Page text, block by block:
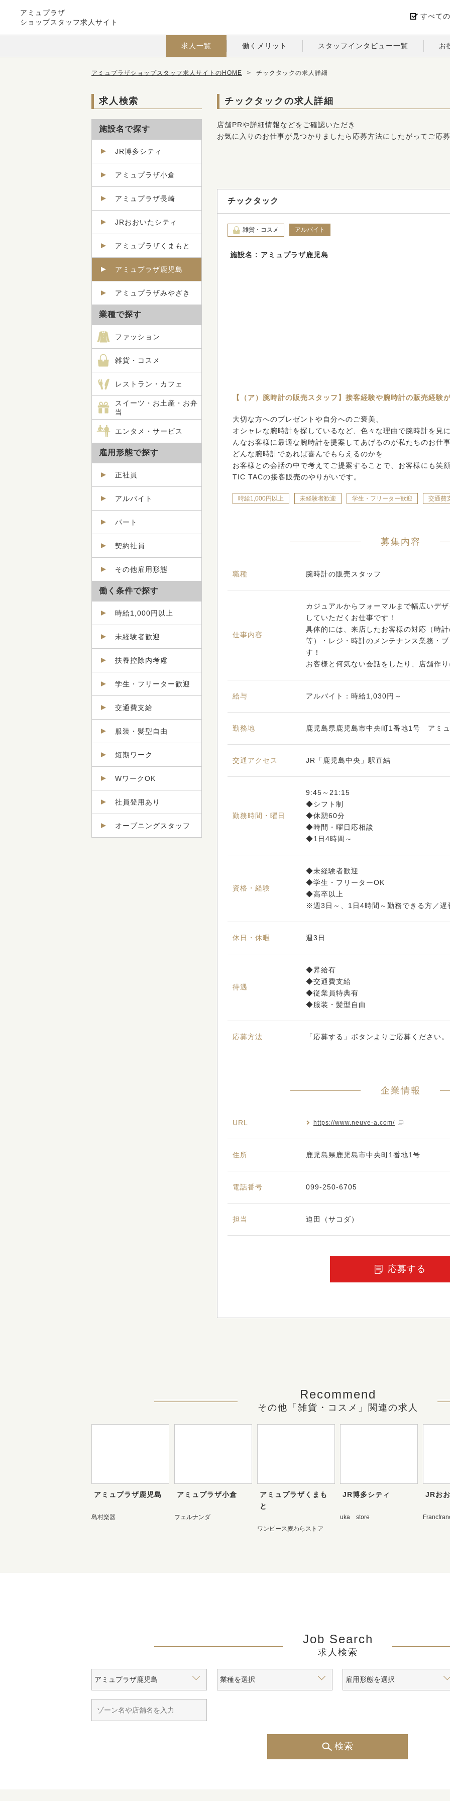
アミュプラザ
ショップスタッフ求人サイト
すべて
求人一覧 働くメリット スタッフインタビュー一覧 お
アミュプラザショップスタッフ求人サイトのHOME > チックタックの求人詳細
求人検索
施設名で探す
JR博多シティ
アミュプラザ小倉
アミュプラザ長崎
JRおおいたシティ
アミュプラザくまもと
アミュプラザ鹿児島
アミュプラザみやざき
業種で探す
ファッション
雑貨・コスメ
レストラン・カフェ
スイーツ・お土産・お弁
当
エンタメ・サービス
雇用形態で探す
正社員
アルバイト
パート
契約社員
その他雇用形態
働く条件で探す
時給1,000円以上
未経験者歓迎
扶養控除内考慮
学生・フリーター歓迎
交通費支給
服装・髪型自由
短期ワーク
WワークOK
社員登用あり
オープニングスタッフ
チックタックの求人詳細
店舗PRや詳細情報などをご確認いただき
お気に入りのお仕事が見つかりましたら応募方法にしたがってご応募
チックタック
雑貨・コスメ アルバイト
施設名 : アミュプラザ鹿児島
【（ア）腕時計の販売スタッフ】接客経験や腕時計の販売経験
大切な方へのプレゼントや自分へのご褒美、
オシャレな腕時計を探しているなど、色々な理由で腕時計を見
んなお客様に最適な腕時計を提案してあげるのが私たちのお仕事
どんな腕時計であれば喜んでもらえるのかを
お客様との会話の中で考えてご提案することで、お客様にも笑
TIC TACの接客販売のやりがいです。
時給1,000円以上 未経験者歓迎 学生・フリーター歓迎 交通費
募集内容
職種 腕時計の販売スタッフ
仕事内容
カジュアルからフォーマルまで幅広いデ
していただくお仕事です！
具体的には、来店したお客様の対応（時
等）・レジ・時計のメンテナンス業務・
す！
お客様と何気ない会話をしたり、店舗作
給与 アルバイト：時給1,030円～
勤務地 鹿児島県鹿児島市中央町1番地1号 アミ
交通アクセス JR「鹿児島中央」駅直結
勤務時間・曜日
9:45～21:15
◆シフト制
◆休憩60分
◆時間・曜日応相談
◆1日4時間～
資格・経験
◆未経験者歓迎
◆学生・フリーターOK
◆高卒以上
※週3日～、1日4時間～勤務できる方／遅
休日・休暇 週3日
待遇
◆昇給有
◆交通費支給
◆従業員特典有
◆服装・髪型自由
応募方法 「応募する」ボタンよりご応募ください。
企業情報
URL https://www.neuve-a.com/
住所 鹿児島県鹿児島市中央町1番地1号
電話番号 099-250-6705
担当 迫田（サコダ）
応募する
Recommend
その他「雑貨・コスメ」関連の求人
アミュプラザ鹿児島
島村楽器
アミュプラザ小倉
フェルナンダ
アミュプラザくまも
と
ワンピース麦わらストア
JR博多シティ
uka store
JRお
Job Search
求人検索
検索